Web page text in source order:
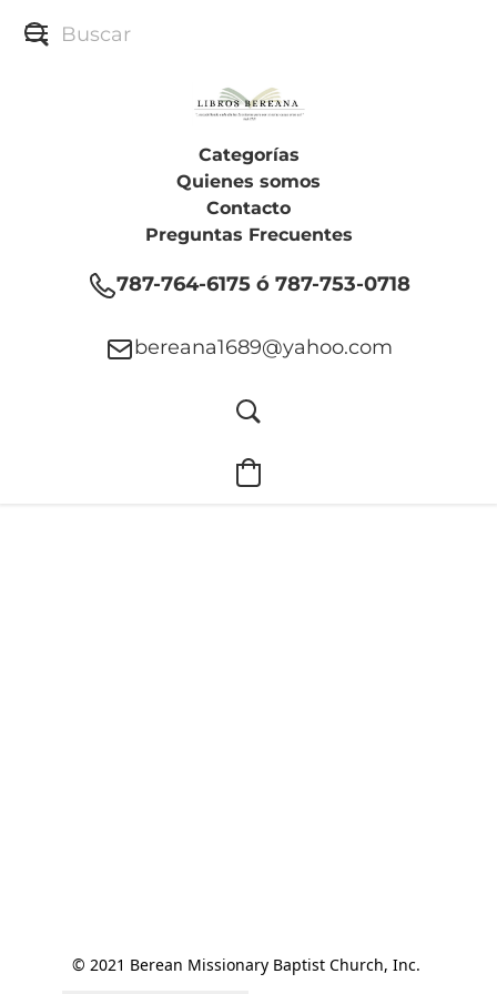
Categorías
Quienes somos
Contacto
Preguntas Frecuentes
787-764-6175 ó 787-753-0718
bereana1689@yahoo.com
© 2021 Berean Missionary Baptist Church, Inc.